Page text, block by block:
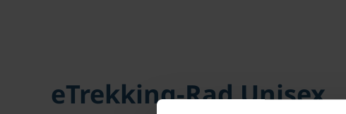
eTrekking-Rad Unisex